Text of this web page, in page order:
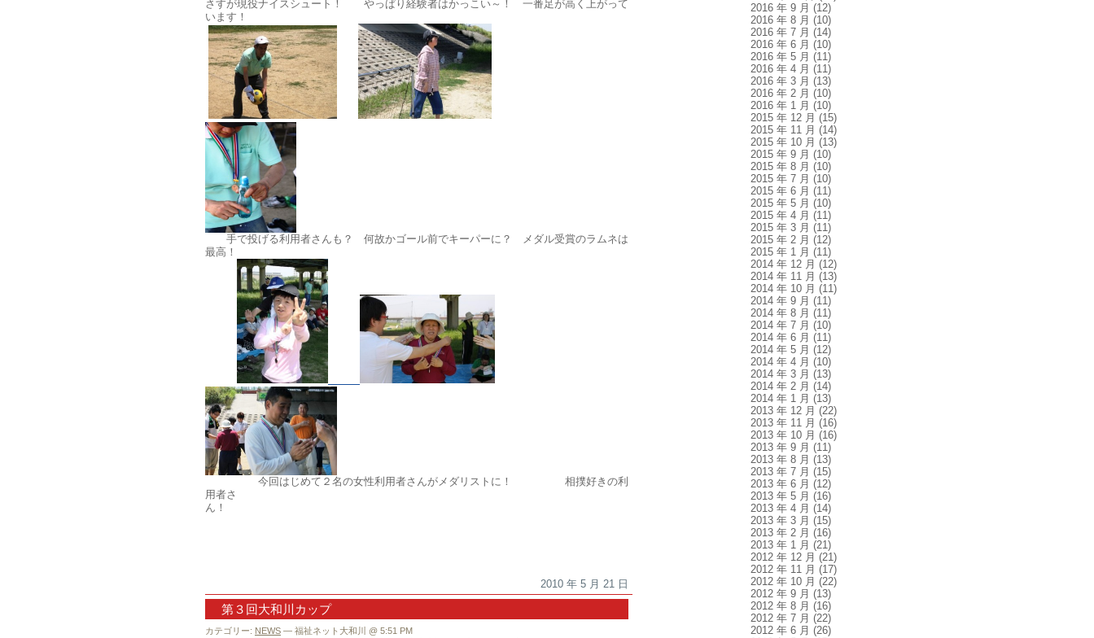
さすが現役ナイスシュート！ やっぱり経験者はかっこい～！ 一番足が高く上がって
います！
手で投げる利用者さんも？ 何故かゴール前でキーパーに？ メダル受賞のラムネは
最高！
今回はじめて２名の女性利用者さんがメダリストに！ 相撲好きの利
用者さ
2010 年 5 月 21 日
第３回大和川カップ
カテゴリー: NEWS — 福祉ネット大和川 @ 5:51 PM
2016 年 9 月 (12)
2016 年 8 月 (10)
2016 年 7 月 (14)
2016 年 6 月 (10)
2016 年 5 月 (11)
2016 年 4 月 (11)
2016 年 3 月 (13)
2016 年 2 月 (10)
2016 年 1 月 (10)
2015 年 12 月 (15)
2015 年 11 月 (14)
2015 年 10 月 (13)
2015 年 9 月 (10)
2015 年 8 月 (10)
2015 年 7 月 (10)
2015 年 6 月 (11)
2015 年 5 月 (10)
2015 年 4 月 (11)
2015 年 3 月 (11)
2015 年 2 月 (12)
2015 年 1 月 (11)
2014 年 12 月 (12)
2014 年 11 月 (13)
2014 年 10 月 (11)
2014 年 9 月 (11)
2014 年 8 月 (11)
2014 年 7 月 (10)
2014 年 6 月 (11)
2014 年 5 月 (12)
2014 年 4 月 (10)
2014 年 3 月 (13)
2014 年 2 月 (14)
2014 年 1 月 (13)
2013 年 12 月 (22)
2013 年 11 月 (16)
2013 年 10 月 (16)
2013 年 9 月 (11)
2013 年 8 月 (13)
2013 年 7 月 (15)
2013 年 6 月 (12)
2013 年 5 月 (16)
2013 年 4 月 (14)
2013 年 3 月 (15)
2013 年 2 月 (16)
2013 年 1 月 (21)
2012 年 12 月 (21)
2012 年 11 月 (17)
2012 年 10 月 (22)
2012 年 9 月 (13)
2012 年 8 月 (16)
2012 年 7 月 (22)
2012 年 6 月 (26)